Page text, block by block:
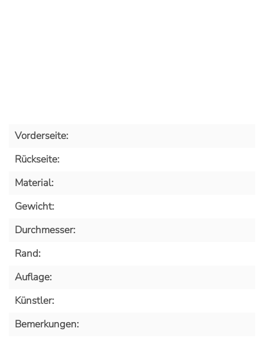
Vorderseite:
Rückseite:
Material:
Gewicht:
Durchmesser:
Rand:
Auflage:
Künstler:
Bemerkungen: